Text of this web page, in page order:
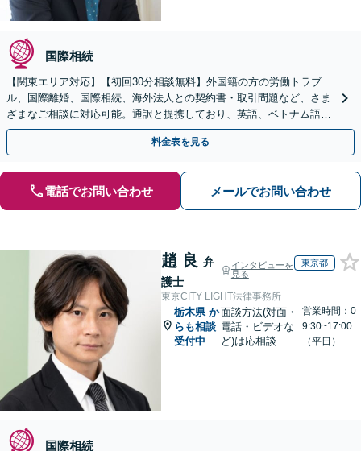
国際相続
【関東エリア対応】【初回30分相談無料】外国籍の方の労働トラブ
ル、国際離婚、国際相続、海外法人との契約書・取引問題など、さま
ざまなご相談に対応可能。通訳と提携しており、英語、ベトナム語、
中国語、タイ語等対応可能です（通訳料別途）。
料金表を見る
電話でお問い合わせ メールでお問い合わせ
趙 良 弁
護士
インタビューを
見る
東京都
東京CITY LIGHT法律事務所
栃木県 か
らも相談
受付中
面談方法(対面・
電話・ビデオな
ど)は応相談
営業時間：0
9:30~17:00
（平日）
国際相続